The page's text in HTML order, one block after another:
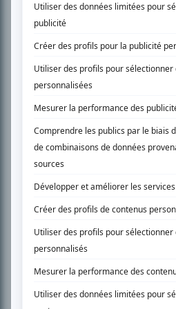
SUR LE RÉSEAU BIZZ MÉDIA
PLAN DU SITE
Accueil
Liste des oeuvres
Recherche avancée
À propos
Nous contacter
Termes et conditions
Politique de confidentialité
Gestion du consentement